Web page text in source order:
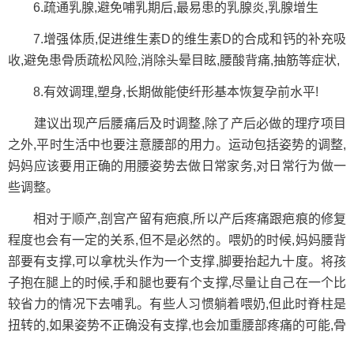
6.疏通乳腺,避免哺乳期后,最易患的乳腺炎,乳腺增生
7.增强体质,促进维生素D的维生素D的合成和钙的补充吸
收,避免患骨质疏松风险,消除头晕目眩,腰酸背痛,抽筋等症状,
8.有效调理,塑身,长期做能使纤形基本恢复孕前水平!
建议出现产后腰痛后及时调整,除了产后必做的理疗项目
之外,平时生活中也要注意腰部的用力。运动包括姿势的调整,
妈妈应该要用正确的用腰姿势去做日常家务,对日常行为做一
些调整。
相对于顺产,剖宫产留有疤痕,所以产后疼痛跟疤痕的修复
程度也会有一定的关系,但不是必然的。喂奶的时候,妈妈腰背
部要有支撑,可以拿枕头作为一个支撑,脚要抬起九十度。将孩
子抱在腿上的时候,手和腿也要有个支撑,尽量让自己在一个比
较省力的情况下去哺乳。有些人习惯躺着喂奶,但此时脊柱是
扭转的,如果姿势不正确没有支撑,也会加重腰部疼痛的可能,骨